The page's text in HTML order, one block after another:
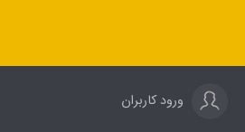
ورود کاربران